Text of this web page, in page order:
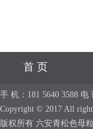
首 页
手 机：181 5640 3588
Copyright © 2017 All
版权所有 六安青松色母